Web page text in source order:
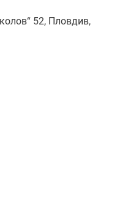
52, Пловдив,